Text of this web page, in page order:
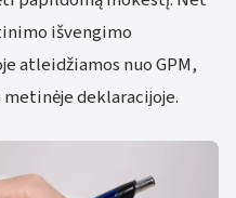
išvengimo
atleidžiamos nuo GPM,
deklaracijoje.